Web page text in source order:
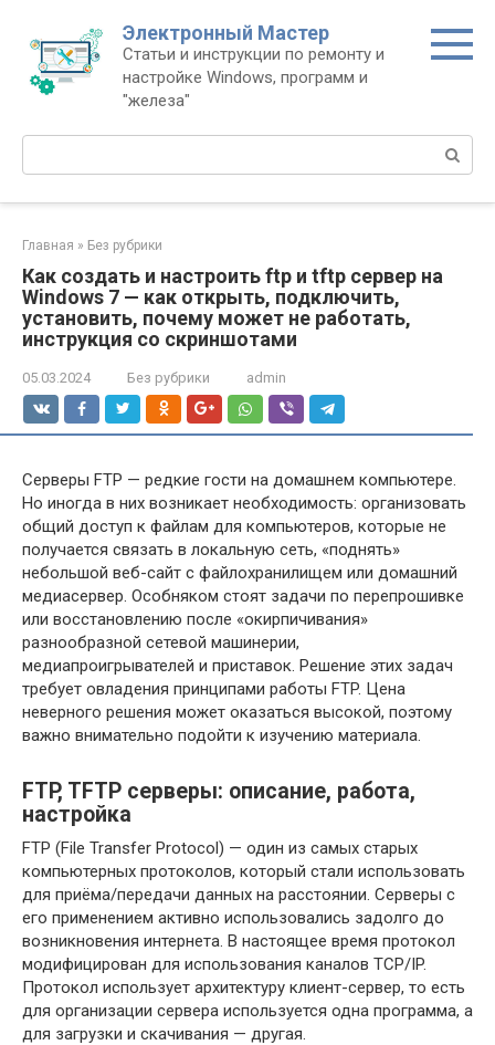
контенту
Электронный Мастер
Статьи и инструкции по ремонту и
настройке Windows, программ и
"железа"
Поиск:
Главная » Без рубрики
Как создать и настроить ftp и tftp сервер на
Windows 7 — как открыть, подключить,
установить, почему может не работать,
инструкция со скриншотами
05.03.2024 Без рубрики admin
Серверы FTP — редкие гости на домашнем компьютере.
Но иногда в них возникает необходимость: организовать
общий доступ к файлам для компьютеров, которые не
получается связать в локальную сеть, «поднять»
небольшой веб-сайт с файлохранилищем или домашний
медиасервер. Особняком стоят задачи по перепрошивке
или восстановлению после «окирпичивания»
разнообразной сетевой машинерии,
медиапроигрывателей и приставок. Решение этих задач
требует овладения принципами работы FTP. Цена
неверного решения может оказаться высокой, поэтому
важно внимательно подойти к изучению материала.
FTP, TFTP серверы: описание, работа,
настройка
FTP (File Transfer Protocol) — один из самых старых
компьютерных протоколов, который стали использовать
для приёма/передачи данных на расстоянии. Серверы с
его применением активно использовались задолго до
возникновения интернета. В настоящее время протокол
модифицирован для использования каналов TCP/IP.
Протокол использует архитектуру клиент-сервер, то есть
для организации сервера используется одна программа, а
для загрузки и скачивания — другая.